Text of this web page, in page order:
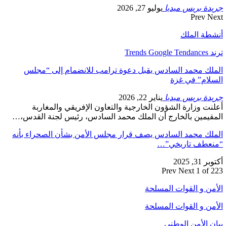
جريدة بريس ميديا يوليو 27, 2026
Prev Next
أنشطة الملك
ترند Trends Google Tendances
الملك محمد السادس يقبل دعوة ترامب للانضمام إلى “مجلس
السلام” في غزة
جريدة بريس ميديا يناير 22, 2026
أعلنت وزارة الشؤون الخارجية والتعاون الإفريقي والمغاربة
المقيمين بالخارج أن الملك محمد السادس، رئيس لجنة القدس،…
الملك محمد السادس يصف قرار مجلس الأمن بشأن الصحراء بأنه
“منعطف تاريخي”…
أكتوبر 31, 2025
Prev Next 1 of 223
الأمن و القوات المسلحة
الأمن و القوات المسلحة
بيان الأمن الوطني